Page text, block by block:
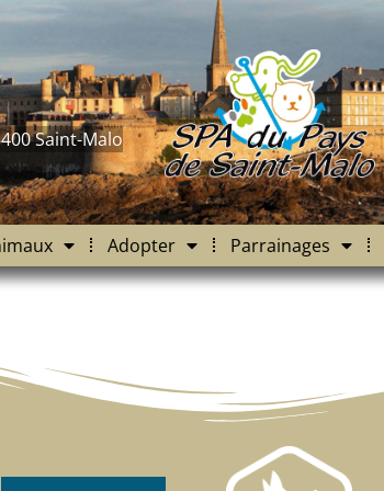
Saint-Malo
Adopter Parrainages